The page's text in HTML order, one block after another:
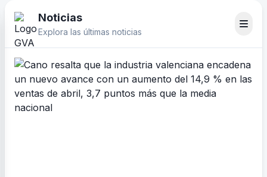
Noticias
Explora las últimas noticias